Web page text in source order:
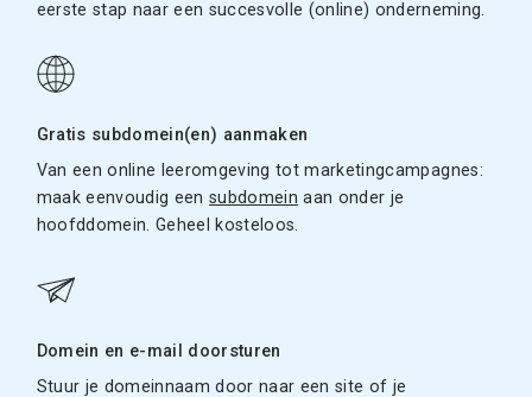
eerste stap naar een succesvolle (online) onderneming.
Gratis subdomein(en) aanmaken
Van een online leeromgeving tot marketingcampagnes:
maak eenvoudig eensubdomein aan onder je
hoofddomein. Geheel kosteloos.
Domein en e-mail doorsturen
Stuur je domeinnaam door naar een site of je